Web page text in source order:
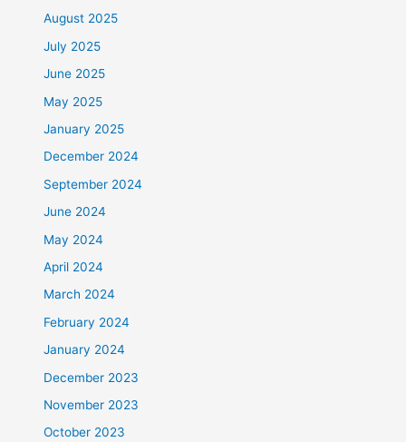
August 2025
July 2025
June 2025
May 2025
January 2025
December 2024
September 2024
June 2024
May 2024
April 2024
March 2024
February 2024
January 2024
December 2023
November 2023
October 2023